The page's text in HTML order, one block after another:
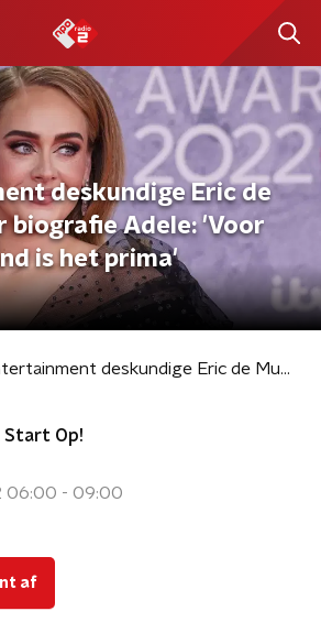
deskundige Eric de
biografie Adele: 'Voor
is het prima'
Entertainment deskundige Eric de Munck over biografie Adele: 'Voor op het strand is het prima'
Start Op!
06:00 - 09:00
af